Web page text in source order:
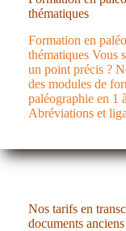
thématiques
Formation en
thématiques Vous
un point précis ?
des modules de
paléographie en 1
Abréviations et
Nos tarifs en
documents anciens